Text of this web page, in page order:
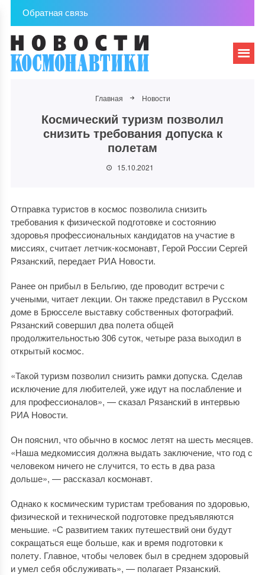
Обратная связь
Главная Новости
Космический туризм позволил
снизить требования допуска к
полетам
15.10.2021
Отправка туристов в космос позволила снизить
требования к физической подготовке и состоянию
здоровья профессиональных кандидатов на участие в
миссиях, считает летчик-космонавт, Герой России Сергей
Рязанский, передает РИА Новости.
Ранее он прибыл в Бельгию, где проводит встречи с
учеными, читает лекции. Он также представил в Русском
доме в Брюсселе выставку собственных фотографий.
Рязанский совершил два полета общей
продолжительностью 306 суток, четыре раза выходил в
открытый космос.
«Такой туризм позволил снизить рамки допуска. Сделав
исключение для любителей, уже идут на послабление и
для профессионалов», — сказал Рязанский в интервью
РИА Новости.
Он пояснил, что обычно в космос летят на шесть месяцев.
«Наша медкомиссия должна выдать заключение, что год с
человеком ничего не случится, то есть в два раза
дольше», — рассказал космонавт.
Однако к космическим туристам требования по здоровью,
физической и технической подготовке предъявляются
меньшие. «С развитием таких путешествий они будут
сокращаться еще больше, как и время подготовки к
полету. Главное, чтобы человек был в среднем здоровый
и умел себя обслуживать», — полагает Рязанский.